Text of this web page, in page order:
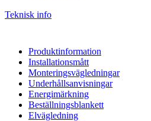
Teknisk info
Produktinformation
Installationsmått
Monteringsvägledningar
Underhållsanvisningar
Energimärkning
Beställningsblankett
Elvägledning